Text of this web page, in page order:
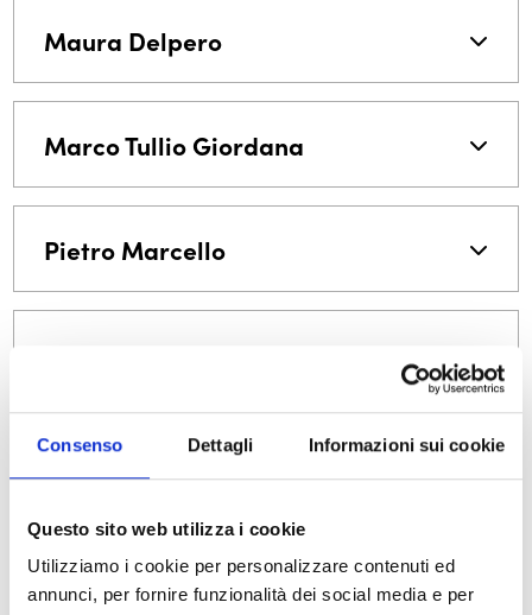
Consenso Dettagli Informazioni sui cookie
Questo sito web utilizza i cookie
Utilizziamo i cookie per personalizzare contenuti ed
annunci, per fornire funzionalità dei social media e per
Maura Delpero
Marco Tullio Giordana
Pietro Marcello
Il nuovo volume ‘Agnès Varda’ di
Laure Adler